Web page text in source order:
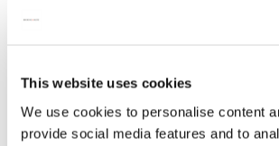
This website uses cookies
We use cookies to personalise content
provide social media features and to